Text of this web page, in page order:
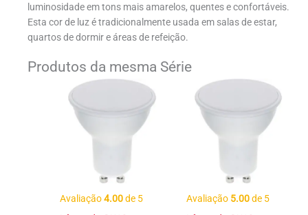
luminosidade em tons mais amarelos, quentes e confortáveis.
Esta cor de luz é tradicionalmente usada em salas de estar,
quartos de dormir e áreas de refeição.
Produtos da mesma Série
Avaliação4.00de 5
Avaliação 5.00de 5